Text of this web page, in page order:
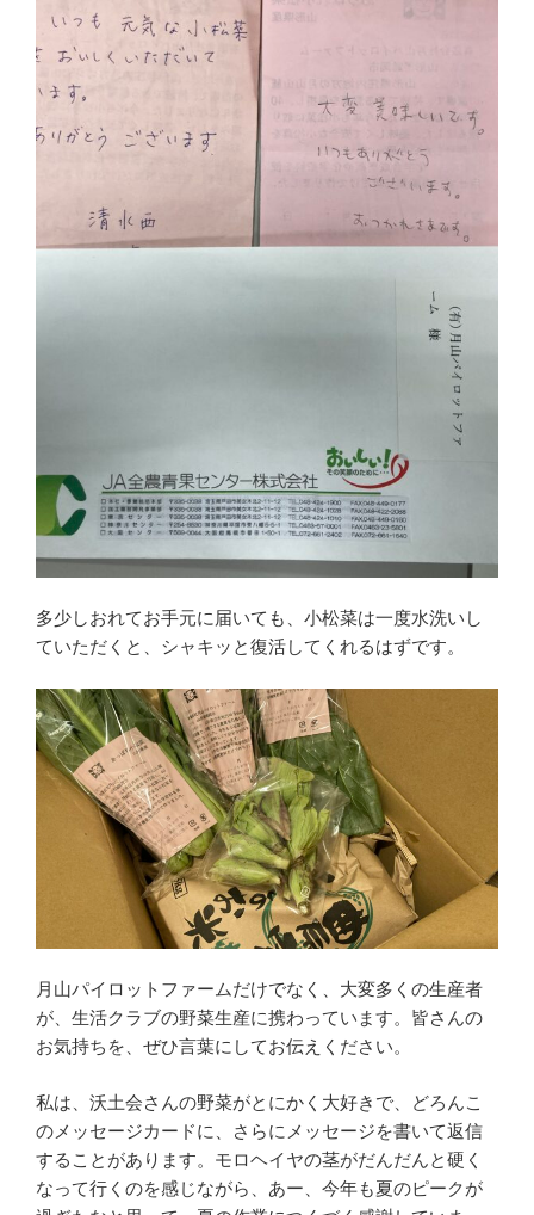
多少しおれてお手元に届いても、小松菜は一度水洗いし
ていただくと、シャキッと復活してくれるはずです。
月山パイロットファームだけでなく、大変多くの生産者
が、生活クラブの野菜生産に携わっています。皆さんの
お気持ちを、ぜひ言葉にしてお伝えください。
私は、沃土会さんの野菜がとにかく大好きで、どろんこ
のメッセージカードに、さらにメッセージを書いて返信
することがあります。モロヘイヤの茎がだんだんと硬く
なって行くのを感じながら、あー、今年も夏のピークが